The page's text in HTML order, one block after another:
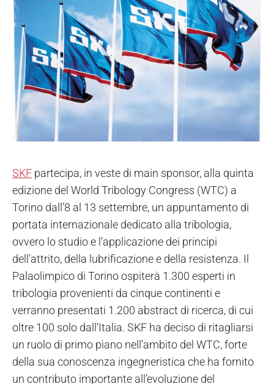
SKF partecipa, in veste di main sponsor, alla quinta
edizione del World Tribology Congress (WTC) a
Torino dall’8 al 13 settembre, un appuntamento di
portata internazionale dedicato alla tribologia,
ovvero lo studio e l’applicazione dei principi
dell’attrito, della lubrificazione e della resistenza. Il
Palaolimpico di Torino ospiterà 1.300 esperti in
tribologia provenienti da cinque continenti e
verranno presentati 1.200 abstract di ricerca, di cui
oltre 100 solo dall’Italia. SKF ha deciso di ritagliarsi
un ruolo di primo piano nell’ambito del WTC, forte
della sua conoscenza ingegneristica che ha fornito
un contributo importante all’evoluzione del